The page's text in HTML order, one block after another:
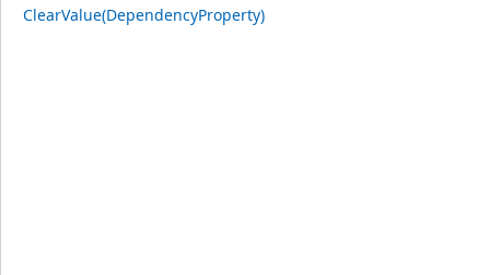
ClearValue(DependencyProperty)